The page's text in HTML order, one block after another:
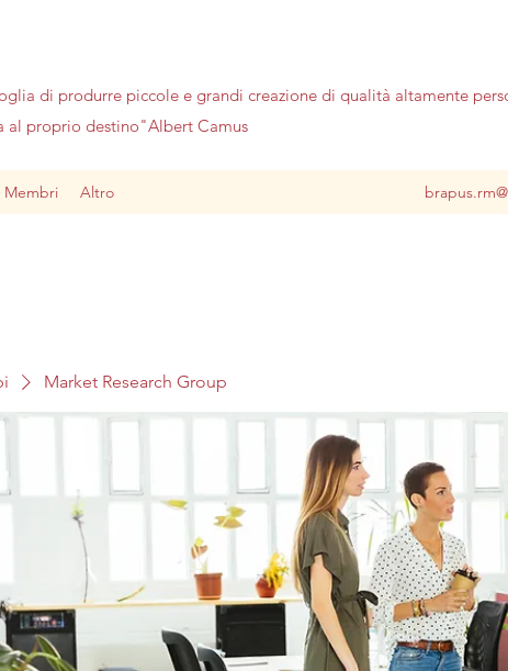
di produrre piccole e grandi creazione di qualità altamente
al proprio destino"Albert Camus
Membri Altro
Market Research Group